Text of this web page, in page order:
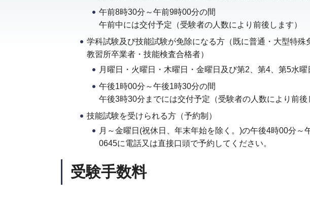
午前8時30分～午前9時00分の間
午前中には交付予定（受験者の人数により前後します）
学科試験及び技能試験が免除になる方（既に普通・大型特
教習所卒業者・技能検査合格者）
月曜日・火曜日・木曜日・金曜日及び第2、第4、第5水
午後1時00分～午後1時30分の間
午後3時30分までには交付予定（受験者の人数により前後
技能試験を受けられる方（予約制）
月～金曜日(祝休日、年末年始を除く。)の午後4時00分
0645に電話又は直接口頭で予約してください。
受験手数料